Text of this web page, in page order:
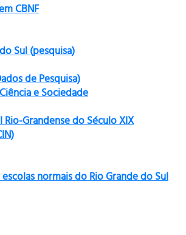
CBNF
Sul (pesquisa)
de Pesquisa)
e Sociedade
Grandense do Século XIX
normais do Rio Grande do Sul